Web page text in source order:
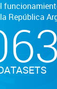
República